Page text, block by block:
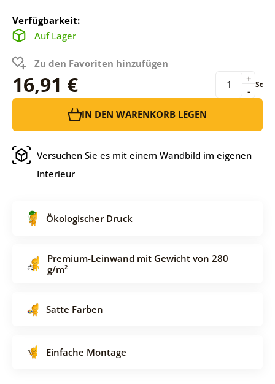
Verfügbarkeit:
Auf Lager
Zu den Favoriten hinzufügen
16,91 € -
+ St
IN DEN WARENKORB LEGEN
Versuchen Sie es mit einem Wandbild im eigenen
Interieur
Ökologischer Druck
Premium-Leinwand mit Gewicht von 280
g/m²
Satte Farben
Einfache Montage